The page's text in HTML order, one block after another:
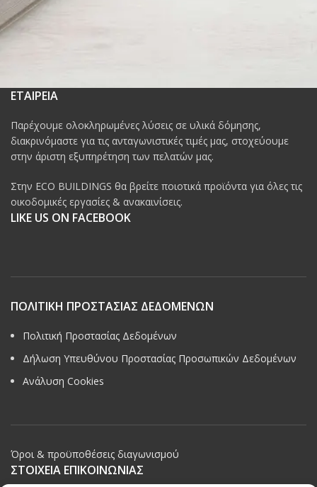
ΕΤΑΙΡΕΙΑ
Παρέχουμε ολοκληρωμένες λύσεις σε υλικά δόμησης,
διακρινόμαστε για τις ανταγωνιστικές τιμές μας, στοχεύουμε
στην άριστη εξυπηρέτηση των πελατών μας.
Στην ECO BUILDINGS θα βρείτε ποιοτικά προϊόντα για όλες τις
οικοδομικές εργασίες & ανακαινίσεις.
LIKE US ON FACEBOOK
ΠΟΛΙΤΙΚΗ ΠΡΟΣΤΑΣΙΑΣ ΔΕΔΟΜΕΝΩΝ
Πολιτική Προστασίας Δεδομένων
Δήλωση Υπευθύνου Προστασίας Προσωπικών Δεδομένων
Ανάλυση Cookies
Όροι & προϋποθέσεις διαγωνισμού
ΣΤΟΙΧΕΙΑ ΕΠΙΚΟΙΝΩΝΙΑΣ